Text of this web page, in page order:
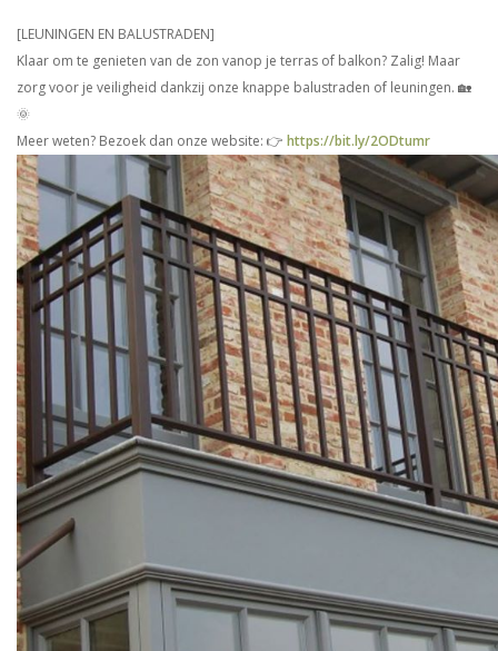
[LEUNINGEN EN BALUSTRADEN]
Klaar om te genieten van de zon vanop je terras of balkon? Zalig! Maar
zorg voor je veiligheid dankzij onze knappe balustraden of leuningen. 🏡
🌞
Meer weten? Bezoek dan onze website: 👉 https://bit.ly/2ODtumr